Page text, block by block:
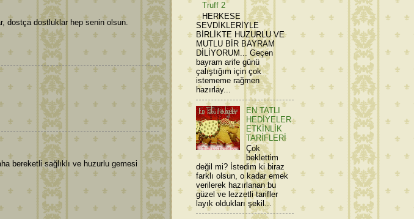
dostça dostluklar hep senin olsun.
bereketli sağlıklı ve huzurlu gemesi
Truff 2
HERKESE
SEVDİKLERİYLE
BİRLİKTE HUZURLU VE
MUTLU BİR BAYRAM
DİLİYORUM... Geçen
bayram arife günü
çalıştığım için çok
istememe rağmen
hazırlay...
EN TATLI
HEDİYELER
ETKİNLİK
TARİFLERİ
Çok
beklettim
değil mi? İstedim ki biraz
farklı olsun, o kadar emek
verilerek hazırlanan bu
güzel ve lezzetli tarifler
layık oldukları şekil...